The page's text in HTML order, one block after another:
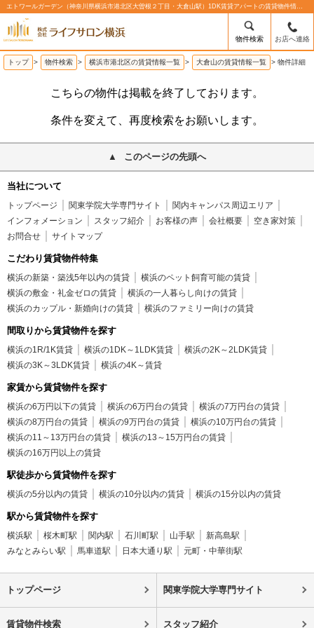
エトワールガーデン（神奈川県横浜市港北区大曽根２丁目・大倉山駅）1DK賃貸アパートの賃貸物件情報%% | 株式会社ライフサロン横浜
物件検索 お店へ連絡
トップ > 物件検索 > 横浜市港北区の賃貸情報一覧 > 大倉山の賃貸情報一覧 > 物件詳細
こちらの物件は掲載を終了しております。
条件を変えて、再度検索をお願いします。
このページの先頭へ
当社について
トップページ 関東学院大学専門サイト
関内キャンパス周辺エリア
インフォメーション
スタッフ紹介 お客様の声 会社概要
空き家対策
お問合せ
サイトマップ
こだわり賃貸物件特集
横浜の新築・築浅5年以内の賃貸
横浜のペット飼育可能の賃貸
横浜の敷金・礼金ゼロの賃貸
横浜の一人暮らし向けの賃貸
横浜のカップル・新婚向けの賃貸
横浜のファミリー向けの賃貸
間取りから賃貸物件を探す
横浜の1R/1K賃貸 横浜の1DK～1LDK賃貸
横浜の2K～2LDK賃貸
横浜の3K～3LDK賃貸
横浜の4K～賃貸
家賃から賃貸物件を探す
横浜の6万円以下の賃貸 横浜の6万円台の賃貸
横浜の7万円台の賃貸
横浜の8万円台の賃貸
横浜の9万円台の賃貸
横浜の10万円台の賃貸
横浜の11～13万円台の賃貸
横浜の13～15万円台の賃貸
横浜の16万円以上の賃貸
駅徒歩から賃貸物件を探す
横浜の5分以内の賃貸 横浜の10分以内の賃貸 横浜の15分以内の賃貸
駅から賃貸物件を探す
横浜駅 桜木町駅 関内駅 石川町駅 山手駅
新高島駅
みなとみらい駅
馬車道駅 日本大通り駅 元町・中華街駅
トップページ 関東学院大学専門サイト
賃貸物件検索 スタッフ紹介